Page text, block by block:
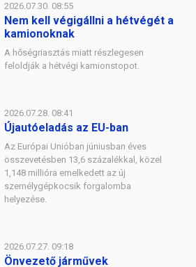
2026.07.30. 08:55
Nem kell végigállni a hétvégét a
kamionoknak
A hőségriasztás miatt részlegesen
feloldják a hétvégi kamionstopot.
2026.07.28. 08:41
Újautóeladás az EU-ban
Az Európai Unióban júniusban éves
összevetésben 13,6 százalékkal, közel
1,148 millióra emelkedett az új
személygépkocsik forgalomba
helyezése.
2026.07.27. 09:18
Önvezető járművek